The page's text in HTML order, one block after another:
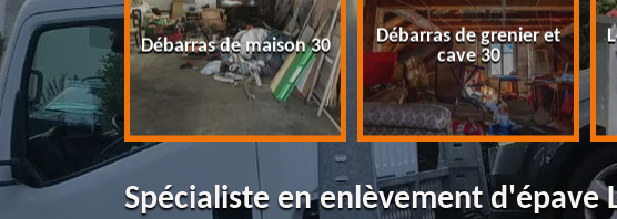
benne 30 Débarras de maison 30
Débarras de grenier et
cave 30
Spécialiste en enlèvement d'épave